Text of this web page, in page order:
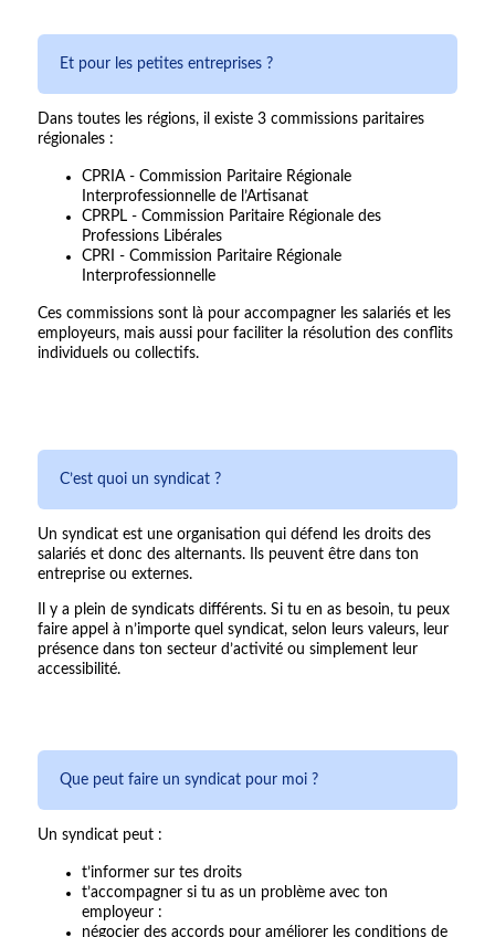
Et pour les petites entreprises ?
Dans toutes les régions, il existe 3 commissions paritaires
régionales :
CPRIA - Commission Paritaire Régionale
Interprofessionnelle de l’Artisanat
CPRPL - Commission Paritaire Régionale des
Professions Libérales
CPRI - Commission Paritaire Régionale
Interprofessionnelle
Ces commissions sont là pour accompagner les salariés et les
employeurs, mais aussi pour faciliter la résolution des conflits
individuels ou collectifs.
C’est quoi un syndicat ?
Un syndicat est une organisation qui défend les droits des
salariés et donc des alternants. Ils peuvent être dans ton
entreprise ou externes.
Il y a plein de syndicats différents. Si tu en as besoin, tu peux
faire appel à n’importe quel syndicat, selon leurs valeurs, leur
présence dans ton secteur d’activité ou simplement leur
accessibilité.
Que peut faire un syndicat pour moi ?
Un syndicat peut :
t’informer sur tes droits
t’accompagner si tu as un problème avec ton
employeur :
négocier des accords pour améliorer les conditions de